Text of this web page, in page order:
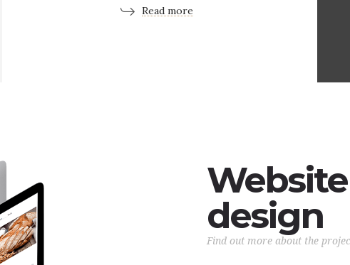
Read more
design
Find out more about the